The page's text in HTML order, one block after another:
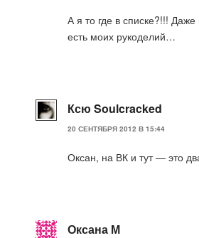
А я то где в списке?!!!
есть моих рукоделий…
Ксю Soulcracked
20 СЕНТЯБРЯ 2012 В 15:44
Оксан, на ВК и тут — это
Оксана М